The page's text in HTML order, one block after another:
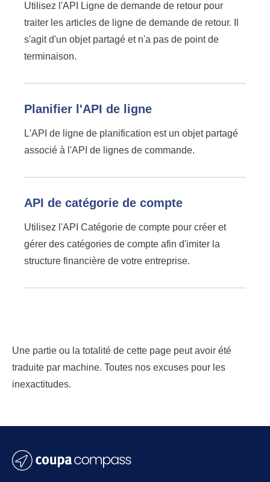
Utilisez l'API Ligne de demande de retour pour
traiter les articles de ligne de demande de retour. Il
s'agit d'un objet partagé et n'a pas de point de
terminaison.
Planifier l'API de ligne
L'API de ligne de planification est un objet partagé
associé à l'API de lignes de commande.
API de catégorie de compte
Utilisez l'API Catégorie de compte pour créer et
gérer des catégories de compte afin d'imiter la
structure financière de votre entreprise.
Une partie ou la totalité de cette page peut avoir été
traduite par machine. Toutes nos excuses pour les
inexactitudes.